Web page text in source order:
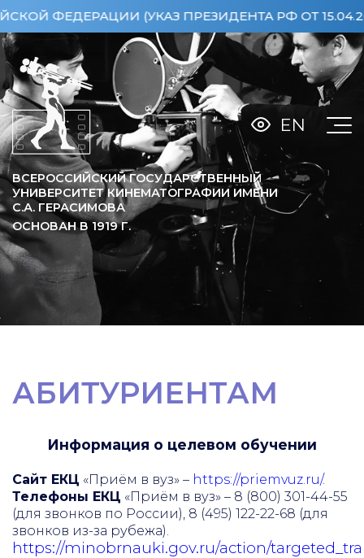
(УКАЗ ПРЕЗИДЕНТА РФ ОТ 15.04.2013
ВСЕРОССИЙСКИЙ ГОСУДАРСТВЕННЫЙ
УНИВЕРСИТЕТ КИНЕМАТОГРАФИИ ИМЕНИ
С.А. ГЕРАСИМОВА
ОСНОВАН В 1919Г.
EN
АБИТУРИЕНТАМ
Информация о целевом обучении
Сайт ЕКЦ «Приём в вуз» – https://priemvuz.ru/.
Телефоны ЕКЦ «Приём в вуз» – 8 (800) 301-44-55
(для звонков по России), 8 (495) 122-22-68 (для
звонков из-за рубежа).
https://minobrnauki.gov.ru/action/